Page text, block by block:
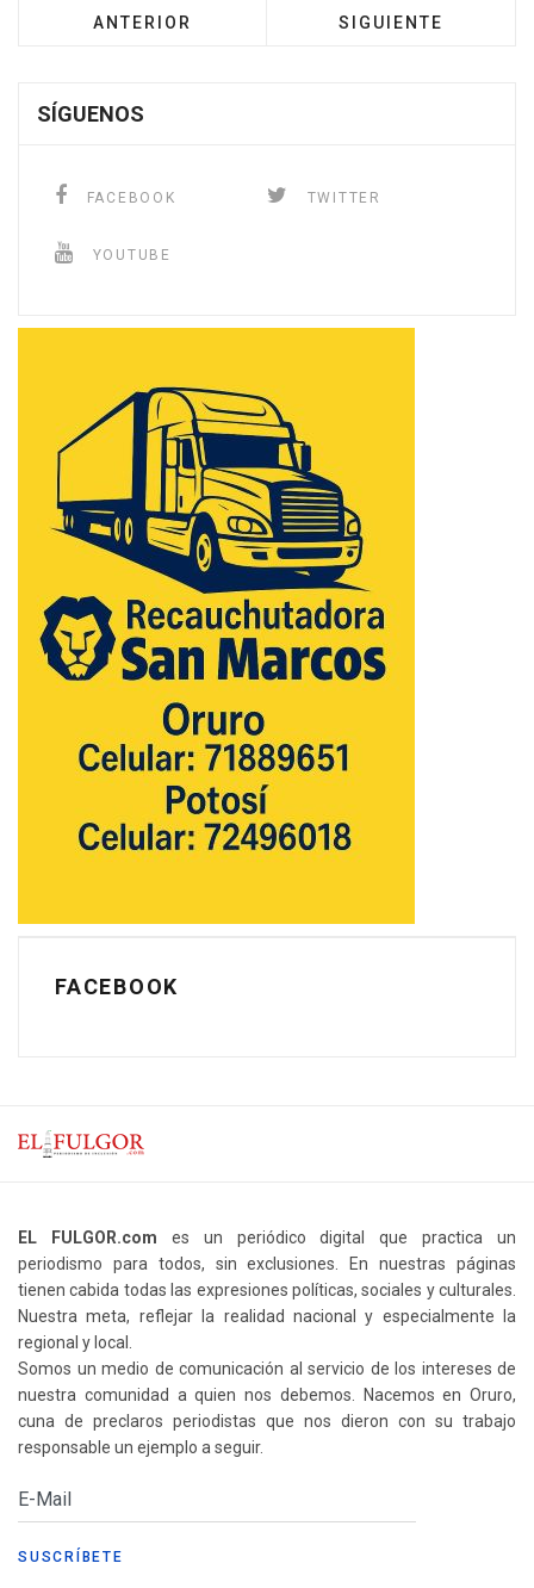
ANTERIOR SIGUIENTE
SÍGUENOS
FACEBOOK TWITTER
YOUTUBE
FACEBOOK
EL FULGOR.com es un periódico digital que practica un
periodismo para todos, sin exclusiones. En nuestras páginas
tienen cabida todas las expresiones políticas, sociales y culturales.
Nuestra meta, reflejar la realidad nacional y especialmente la
regional y local.
Somos un medio de comunicación al servicio de los intereses de
nuestra comunidad a quien nos debemos. Nacemos en Oruro,
cuna de preclaros periodistas que nos dieron con su trabajo
responsable un ejemplo a seguir.